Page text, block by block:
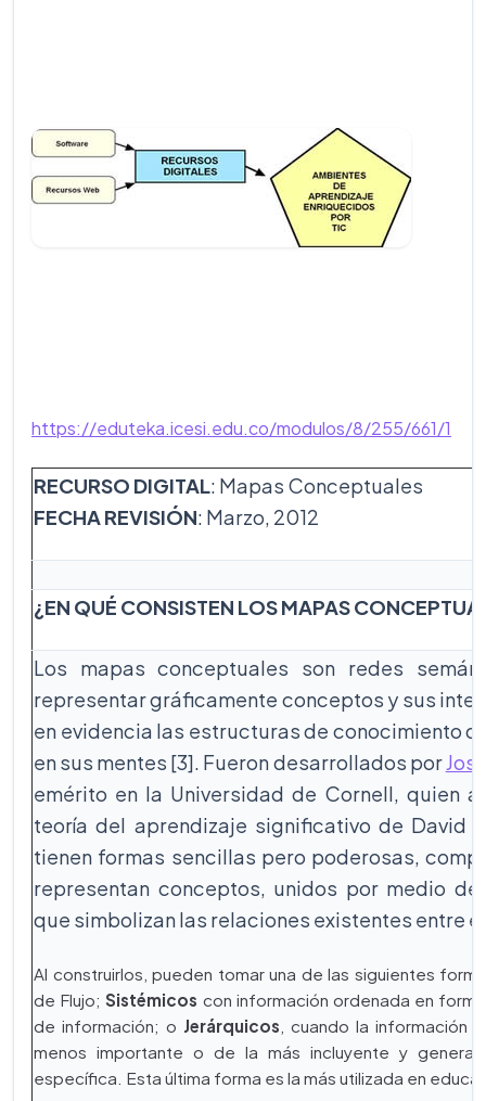
https://eduteka.icesi.edu.co/modulos/8/255/661/1
RECURSO DIGITAL: Mapas Conceptuales
FECHA REVISIÓN: Marzo, 2012
¿EN QUÉ CONSISTEN LOS MAPAS
Los mapas conceptuales son redes
representar gráficamente conceptos y sus
en evidencia las estructuras de conocimiento
en sus mentes [3]. Fueron desarrollados por
emérito en la Universidad de Cornell, quien
teoría del aprendizaje significativo de David
tienen formas sencillas pero poderosas,
representan conceptos, unidos por medio
que simbolizan las relaciones existentes entre
Al construirlos, pueden tomar una de las siguientes
de Flujo;Sistémicos con información ordenada en
de información; o Jerárquicos , cuando la información
menos importante o de la más incluyente y
específica. Esta última forma es la más utilizada en